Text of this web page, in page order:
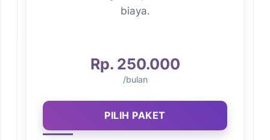
biaya.
Rp. 250.000
/bulan
PILIH PAKET